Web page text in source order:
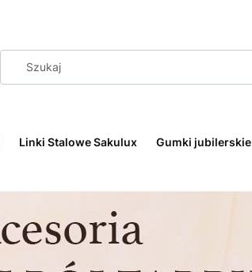
Linki Stalowe Sakulux Gumki jubilerskie